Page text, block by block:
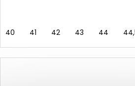
40 41 42 43 44